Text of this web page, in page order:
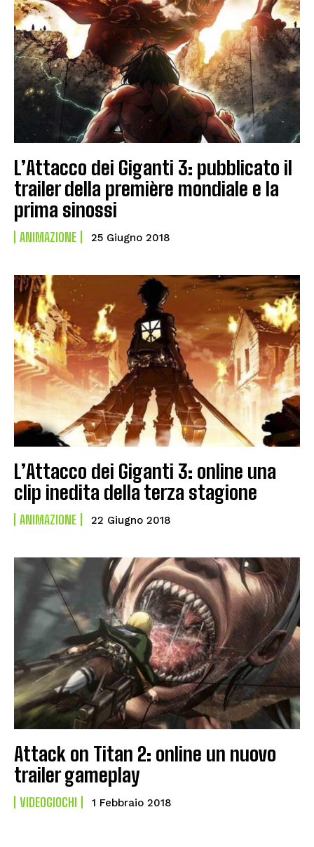
L’Attacco dei Giganti 3: pubblicato il
trailer della première mondiale e la
prima sinossi
ANIMAZIONE 25 Giugno 2018
L’Attacco dei Giganti 3: online una
clip inedita della terza stagione
ANIMAZIONE 22 Giugno 2018
Attack on Titan 2: online un nuovo
trailer gameplay
VIDEOGIOCHI 1 Febbraio 2018